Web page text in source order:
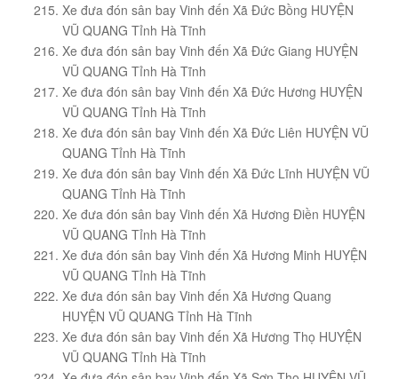
Xe đưa đón sân bay Vinh đến Xã Đức Bồng HUYỆN
VŨ QUANG Tỉnh Hà Tĩnh
Xe đưa đón sân bay Vinh đến Xã Đức Giang HUYỆN
VŨ QUANG Tỉnh Hà Tĩnh
Xe đưa đón sân bay Vinh đến Xã Đức Hương HUYỆN
VŨ QUANG Tỉnh Hà Tĩnh
Xe đưa đón sân bay Vinh đến Xã Đức Liên HUYỆN VŨ
QUANG Tỉnh Hà Tĩnh
Xe đưa đón sân bay Vinh đến Xã Đức Lĩnh HUYỆN VŨ
QUANG Tỉnh Hà Tĩnh
Xe đưa đón sân bay Vinh đến Xã Hương Điền HUYỆN
VŨ QUANG Tỉnh Hà Tĩnh
Xe đưa đón sân bay Vinh đến Xã Hương Minh HUYỆN
VŨ QUANG Tỉnh Hà Tĩnh
Xe đưa đón sân bay Vinh đến Xã Hương Quang
HUYỆN VŨ QUANG Tỉnh Hà Tĩnh
Xe đưa đón sân bay Vinh đến Xã Hương Thọ HUYỆN
VŨ QUANG Tỉnh Hà Tĩnh